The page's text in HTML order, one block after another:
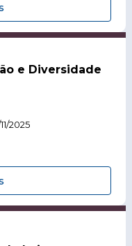
e Diversidade
2025